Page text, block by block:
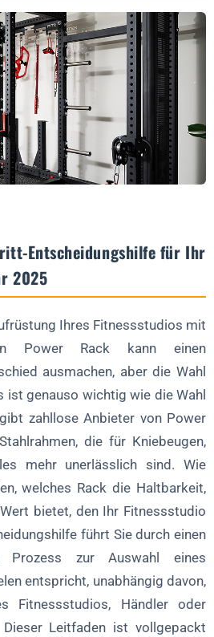
qualitativ hochwertige Power
an Platz und
Nachhaltigkeit und Compliance?
eines Power Rack-Lieferanten
ich bei einem kommerziellen
finden?
und den Support eines
Entscheidungshilfe für Ihr
2025
Ihres Fitnessstudios mit
Power Rack kann einen
ausmachen, aber die Wahl
ist genauso wichtig wie die Wahl
zahllose Anbieter von Power
die für Kniebeugen,
mehr unerlässlich sind. Wie
welches Rack die Haltbarkeit,
bietet, den Ihr Fitnessstudio
führt Sie durch einen
Prozess zur Auswahl eines
entspricht, unabhängig davon,
Fitnessstudios, Händler oder
Leitfaden ist vollgepackt